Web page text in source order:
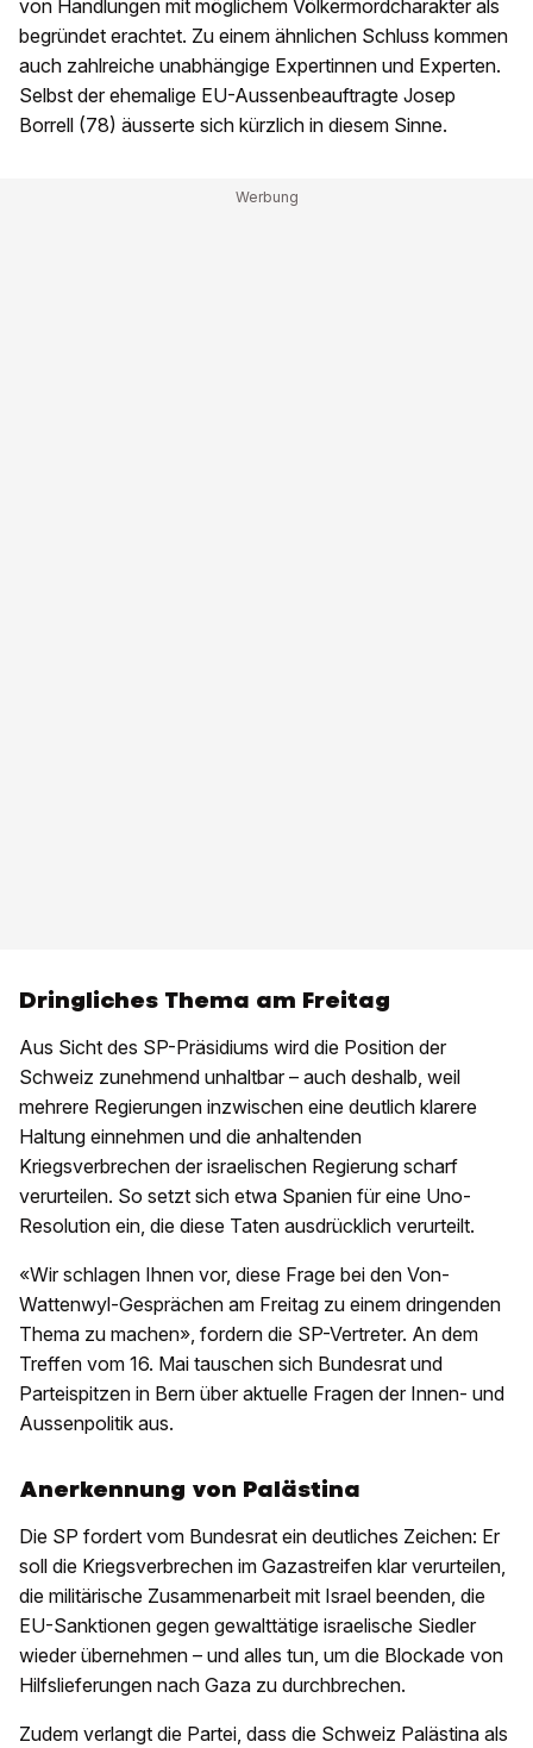
von Handlungen mit möglichem Völkermordcharakter als
begründet erachtet. Zu einem ähnlichen Schluss kommen
auch zahlreiche unabhängige Expertinnen und Experten.
Selbst der ehemalige EU-Aussenbeauftragte Josep
Borrell (78) äusserte sich kürzlich in diesem Sinne.
Dringliches Thema am Freitag
Aus Sicht des SP-Präsidiums wird die Position der
Schweiz zunehmend unhaltbar – auch deshalb, weil
mehrere Regierungen inzwischen eine deutlich klarere
Haltung einnehmen und die anhaltenden
Kriegsverbrechen der israelischen Regierung scharf
verurteilen. So setzt sich etwa Spanien für eine Uno-
Resolution ein, die diese Taten ausdrücklich verurteilt.
«Wir schlagen Ihnen vor, diese Frage bei den Von-
Wattenwyl-Gesprächen am Freitag zu einem dringenden
Thema zu machen», fordern die SP-Vertreter. An dem
Treffen vom 16. Mai tauschen sich Bundesrat und
Parteispitzen in Bern über aktuelle Fragen der Innen- und
Aussenpolitik aus.
Anerkennung von Palästina
Die SP fordert vom Bundesrat ein deutliches Zeichen: Er
soll die Kriegsverbrechen im Gazastreifen klar verurteilen,
die militärische Zusammenarbeit mit Israel beenden, die
EU-Sanktionen gegen gewalttätige israelische Siedler
wieder übernehmen – und alles tun, um die Blockade von
Hilfslieferungen nach Gaza zu durchbrechen.
Zudem verlangt die Partei, dass die Schweiz Palästina als